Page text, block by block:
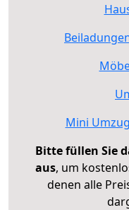
Mini
Bitte füllen Sie
aus, um
denen alle